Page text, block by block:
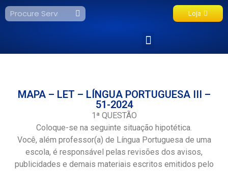
Loja
MAPA – LET – LÍNGUA PORTUGUESA III –
51-2024
1ª QUESTÃO
Coloque-se na seguinte situação hipotética.
Você, além professor(a) de Língua Portuguesa de uma
escola, é responsável pelas revisões dos avisos,
publicidades e demais materiais escritos emitidos pelo